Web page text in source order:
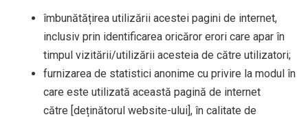
îmbunătățirea utilizării acestei pagini de internet,
inclusiv prin identificarea oricăror erori care apar în
timpul vizitării/utilizării acesteia de către utilizatori;
furnizarea de statistici anonime cu privire la modul în
care este utilizată această pagină de internet
către [deținătorul website-ului], în calitate de